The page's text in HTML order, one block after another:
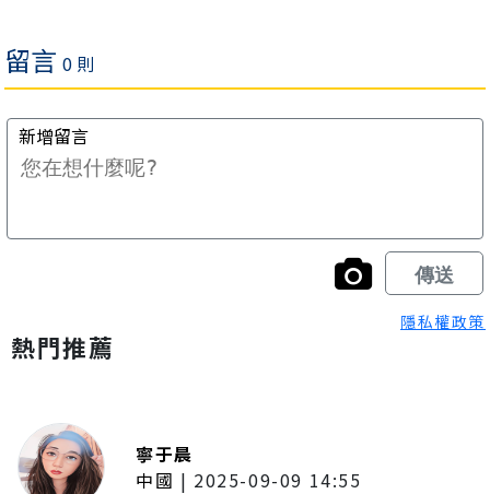
隱私權政策
熱門推薦
寧于晨
中國 | 2025-09-09 14:55